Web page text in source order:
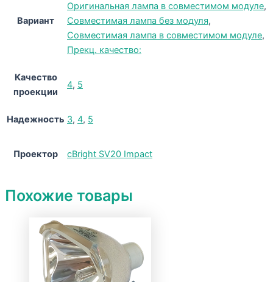
Вариант
Оригинальная лампа в совместимом модуле,
Совместимая лампа без модуля,
Совместимая лампа в совместимом модуле,
Прекц. качество:
Качество
проекции
4, 5
Надежность 3, 4, 5
Проектор cBright SV20 Impact
Похожие товары